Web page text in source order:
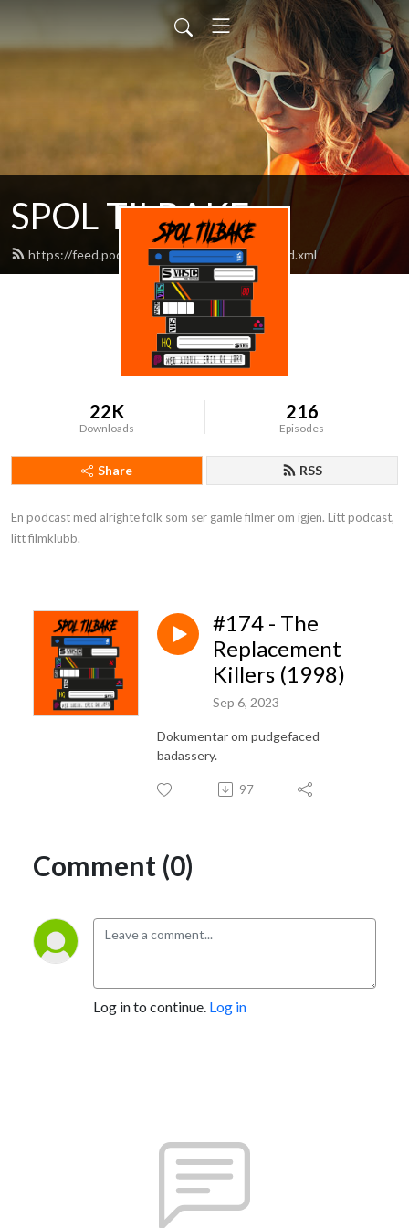
SPOL TILBAKE
https://feed.podbean.com/slingerrecords/feed.xml
22K
Downloads
216
Episodes
Share RSS
En podcast med alrighte folk som ser gamle filmer om igjen. Litt podcast,
litt filmklubb.
#174 - The
Replacement
Killers (1998)
Sep 6, 2023
Dokumentar om pudgefaced
badassery.
97
Comment (0)
Log in to continue. Log in